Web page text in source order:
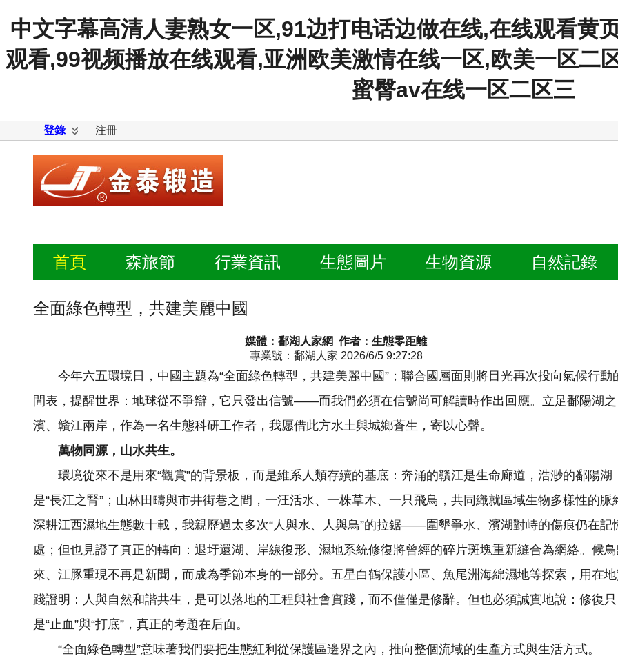
中文字幕高清人妻熟女一区,91边打电话边做在线,在线观看黄
观看,99视频播放在线观看,亚洲欧美激情在线一区,欧美一区二
蜜臀av在线一区二区三
登錄 注冊
首頁 森旅節 行業資訊 生態圖片 生物資源 自然記錄
全面綠色轉型，共建美麗中國
媒體：鄱湖人家網 作者：生態零距離
專業號： 鄱湖人家 2026/6/5 9:27:28
今年六五環境日，中國主題為“全面綠色轉型，共建美麗中國”；聯合國層面則將目光再次投向氣候行動
間表，提醒世界：地球從不爭辯，它只發出信號——而我們必須在信號尚可解讀時作出回應。立足鄱陽湖之
濱、贛江兩岸，作為一名生態科研工作者，我愿借此方水土與城鄉蒼生，寄以心聲。
萬物同源，山水共生。
環境從來不是用來“觀賞”的背景板，而是維系人類存續的基底：奔涌的贛江是生命廊道，浩渺的鄱陽湖
是“長江之腎”；山林田疇與市井街巷之間，一汪活水、一株草木、一只飛鳥，共同織就區域生物多樣性的脈
深耕江西濕地生態數十載，我親歷過太多次“人與水、人與鳥”的拉鋸——圍墾爭水、濱湖對峙的傷痕仍在記
處；但也見證了真正的轉向：退圩還湖、岸線復形、濕地系統修復將曾經的碎片斑塊重新縫合為網絡。候
來、江豚重現不再是新聞，而成為季節本身的一部分。五星白鶴保護小區、魚尾洲海綿濕地等探索，用在
踐證明：人與自然和諧共生，是可以落地的工程與社會實踐，而不僅僅是修辭。但也必須誠實地說：修復只
是“止血”與“打底”，真正的考題在后面。
“全面綠色轉型”意味著我們要把生態紅利從保護區邊界之內，推向整個流域的生產方式與生活方式。